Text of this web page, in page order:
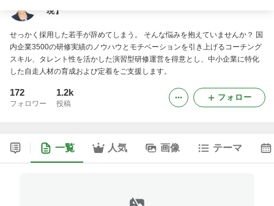
現】
せっかく採用した若手が辞めてしまう。 そんな悩みを抱えていませんか？ 国
内企業3500の研修実績のノウハウとモチベーションを引き上げるコーチング
スキル、タレント性を活かした演習型研修運営を得意とし、中小企業に特化
した自走人材の育成および定着をご支援します。
172
フォロワー
1.2k
投稿
フォロー
一覧 人気 画像 テーマ